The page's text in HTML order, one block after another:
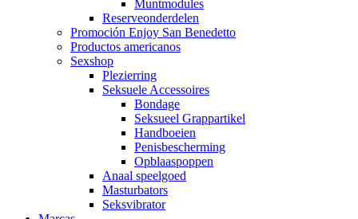
Muntmodules
Reserveonderdelen
Promoción Enjoy San Benedetto
Productos americanos
Sexshop
Plezierring
Seksuele Accessoires
Bondage
Seksueel Grappartikel
Handboeien
Penisbescherming
Opblaaspoppen
Anaal speelgoed
Masturbators
Seksvibrator